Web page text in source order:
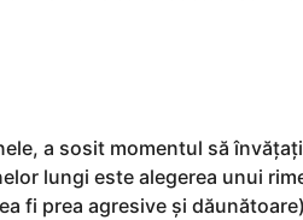
a sosit momentul să
lungi este alegerea unui
fi prea agresive și